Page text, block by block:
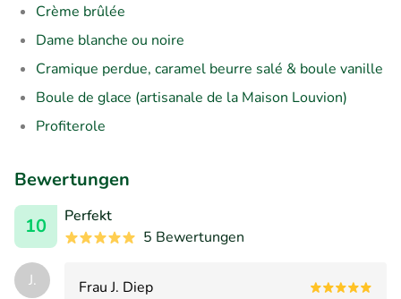
Crème brûlée
Dame blanche ou noire
Cramique perdue, caramel beurre salé & boule vanille
Boule de glace (artisanale de la Maison Louvion)
Profiterole
Bewertungen
10
Perfekt
5 Bewertungen
J.
Frau J. Diep